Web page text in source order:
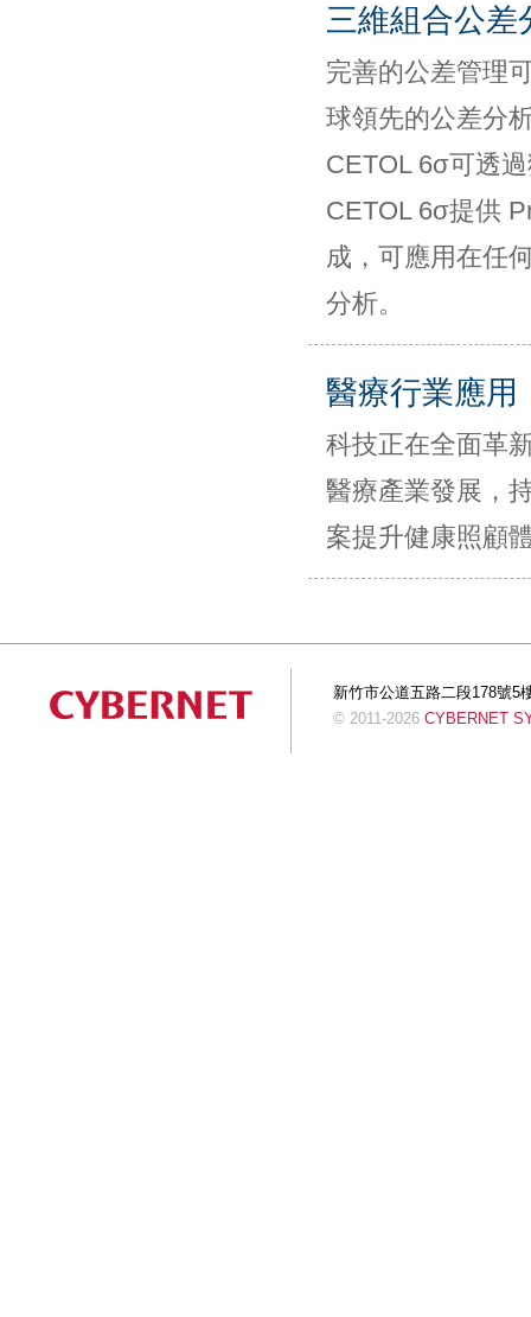
三維組合公差
完善的公差管理
球領先的公差分
CETOL 6σ可透
CETOL 6σ提供
成，可應用在任
分析。
醫療行業應用
科技正在全面革
醫療產業發展，
案提升健康照顧
新竹市公道五路二段178號5
© 2011-2026 CYBERNET